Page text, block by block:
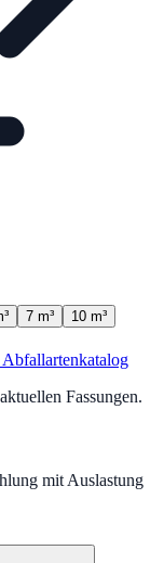
7 m³ 10 m³
Fassungen.
mit Auslastung